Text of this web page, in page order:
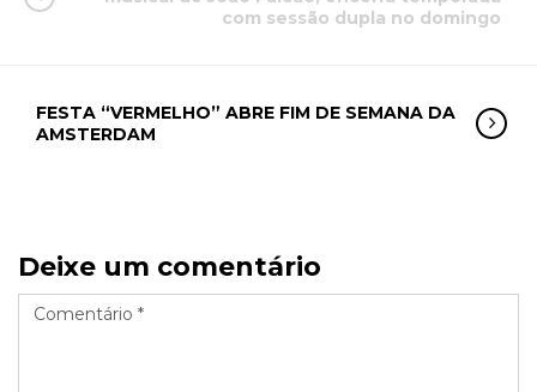
com sessão dupla no domingo
FESTA “VERMELHO” ABRE FIM DE SEMANA DA
AMSTERDAM
Deixe um comentário